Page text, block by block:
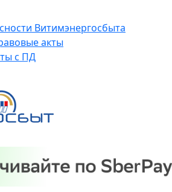
Витимэнергосбыта
акты
с ПД